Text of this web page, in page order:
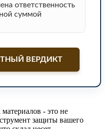
ответственность
суммой
ВЕРДИКТ
- это не
защиты вашего